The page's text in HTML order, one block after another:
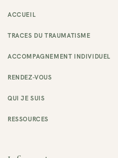
ACCUEIL
TRACES DU TRAUMATISME
ACCOMPAGNEMENT INDIVIDUEL
RENDEZ-VOUS
QUI JE SUIS
RESSOURCES